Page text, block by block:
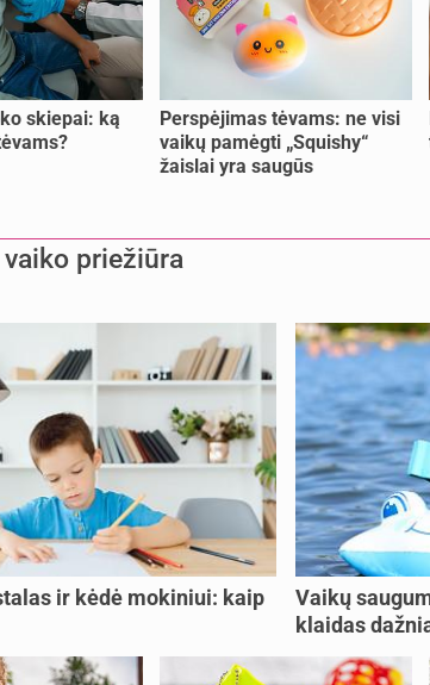
skiepai: ką
Perspėjimas tėvams: ne visi
vaikų pamėgti „Squishy“
žaislai yra saugūs
priežiūra
ir kėdė mokiniui: kaip
Vaikų
klaidas